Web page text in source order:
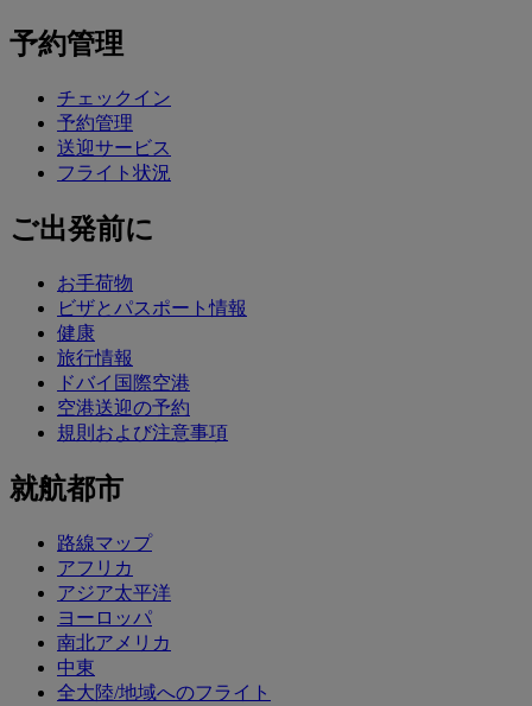
予約管理
チェックイン
予約管理
送迎サービス
フライト状況
ご出発前に
お手荷物
ビザとパスポート情報
健康
旅行情報
ドバイ国際空港
空港送迎の予約
規則および注意事項
就航都市
路線マップ
アフリカ
アジア太平洋
ヨーロッパ
南北アメリカ
中東
全大陸/地域へのフライト